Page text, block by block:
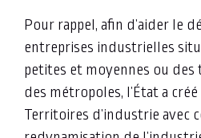
Pour rappel, afin d’aider le
entreprises industrielles
petites et moyennes ou
des métropoles, l’État a créé
Territoires d’industrie avec